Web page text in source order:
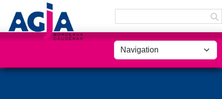
Panneau de gestion des cookies